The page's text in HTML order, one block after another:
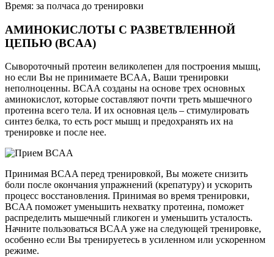
Время: за полчаса до тренировки
АМИНОКИСЛОТЫ С РАЗВЕТВЛЕННОЙ
ЦЕПЬЮ (BCAA)
Сывороточный протеин великолепен для построения мышц,
но если Вы не принимаете BCAA, Ваши тренировки
неполноценны. BCAA созданы на основе трех основных
аминокислот, которые составляют почти треть мышечного
протеина всего тела. И их основная цель – стимулировать
синтез белка, то есть рост мышц и предохранять их на
тренировке и после нее.
Принимая BCAA перед тренировкой, Вы можете снизить
боли после окончания упражнений (крепатуру) и ускорить
процесс восстановления. Принимая во время тренировки,
BCAA поможет уменьшить нехватку протеина, поможет
распределить мышечный гликоген и уменьшить усталость.
Начните пользоваться BCAA уже на следующей тренировке,
особенно если Вы тренируетесь в усиленном или ускоренном
режиме.